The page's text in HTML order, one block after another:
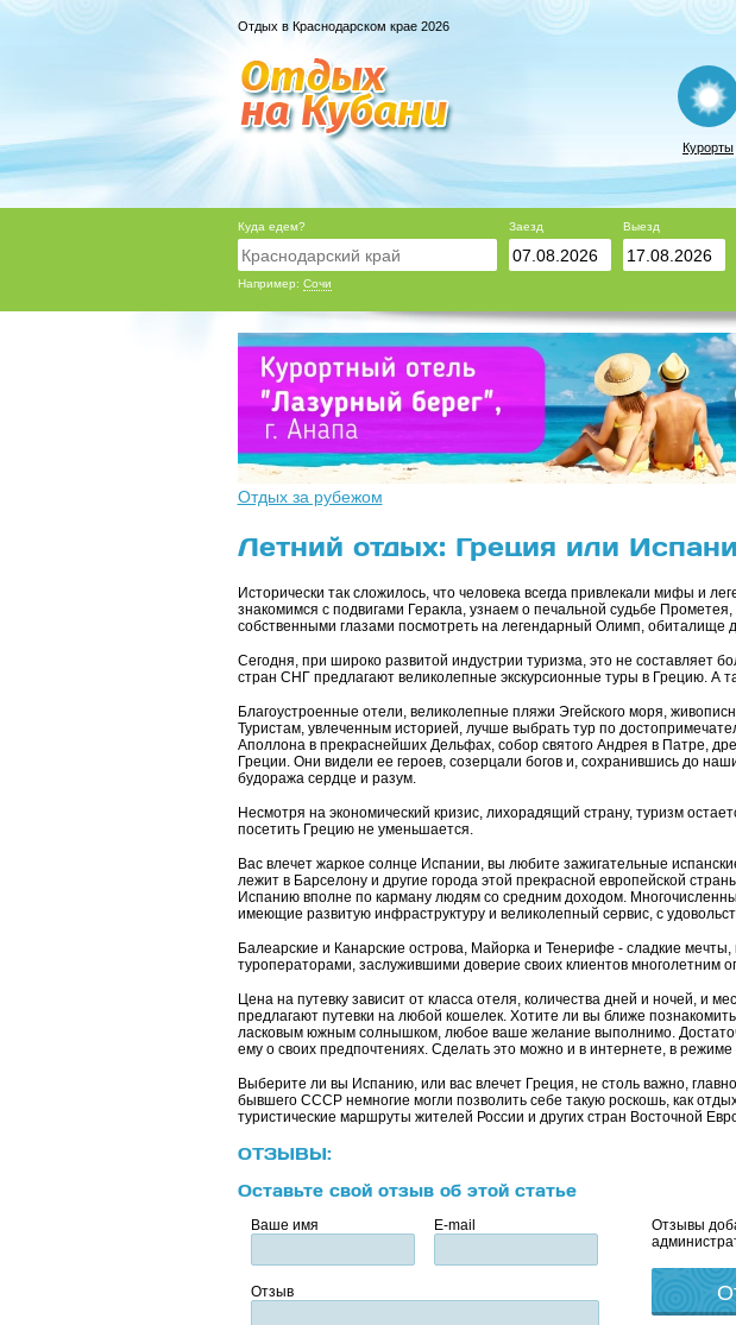
Отдых в Краснодарском крае 2026
Курорты
Куда едем?
Например: Сочи
Заезд Выезд
Отдых за рубежом
Летний отдых: Греция или
Исторически так сложилось, что человека всегда привлекали мифы и
знакомимся с подвигами Геракла, узнаем о печальной судьбе
собственными глазами посмотреть на легендарный Олимп, обиталище
Сегодня, при широко развитой индустрии туризма, это не составляет
стран СНГ предлагают великолепные экскурсионные туры в Грецию. А
Благоустроенные отели, великолепные пляжи Эгейского моря,
Туристам, увлеченным историей, лучше выбрать тур по
Аполлона в прекраснейших Дельфах, собор святого Андрея в Патре,
Греции. Они видели ее героев, созерцали богов и, сохранившись до
будоража сердце и разум.
Несмотря на экономический кризис, лихорадящий страну, туризм
посетить Грецию не уменьшается.
Вас влечет жаркое солнце Испании, вы любите зажигательные
лежит в Барселону и другие города этой прекрасной европейской
Испанию вполне по карману людям со средним доходом.
имеющие развитую инфраструктуру и великолепный сервис, с
Балеарские и Канарские острова, Майорка и Тенерифе - сладкие
туроператорами, заслужившими доверие своих клиентов многолетним
Цена на путевку зависит от класса отеля, количества дней и ночей, и
предлагают путевки на любой кошелек. Хотите ли вы ближе
ласковым южным солнышком, любое ваше желание выполнимо.
ему о своих предпочтениях. Сделать это можно и в интернете, в
Выберите ли вы Испанию, или вас влечет Греция, не столь важно,
бывшего СССР немногие могли позволить себе такую роскошь, как
туристические маршруты жителей России и других стран Восточной
ОТЗЫВЫ:
Оставьте свой отзыв об этой статье
Ваше имя E-mail
Отзыв
Отзывы